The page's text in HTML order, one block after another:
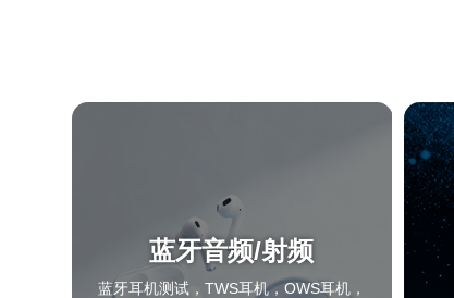
蓝牙音频/射频
蓝牙耳机测试，TWS耳机，OWS耳机，